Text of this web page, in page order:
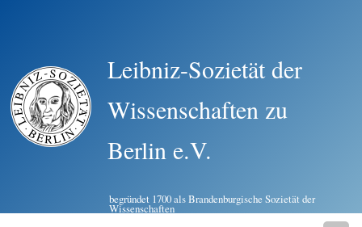
Leibniz-Sozietät der
Wissenschaften zu
Berlin e.V.
begründet 1700 als Brandenburgische Sozietät der
Wissenschaften